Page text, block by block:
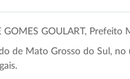
GOMES GOULART, Prefeito
de Mato Grosso do Sul, no